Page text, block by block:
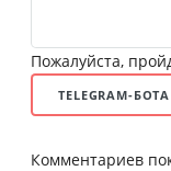
Пожалуйста,
TELEGRAM-БОТА
Комментариев